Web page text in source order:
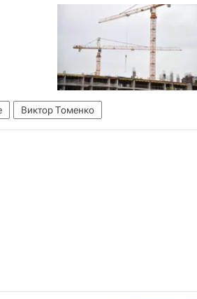
Виктор Томенко